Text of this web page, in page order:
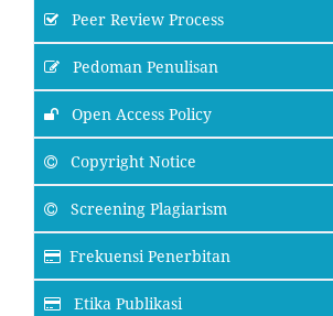
Peer Review Process
Pedoman Penulisan
Open Access Policy
Copyright Notice
Screening Plagiarism
Frekuensi Penerbitan
Etika Publikasi